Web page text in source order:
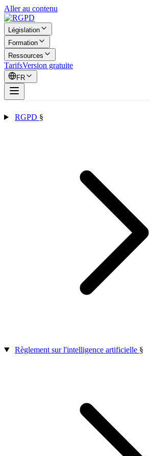
Aller au contenu
Législation
Formation
Ressources
TarifsVersion gratuite
FR
RGPD §
Règlement sur l'intelligence artificielle §